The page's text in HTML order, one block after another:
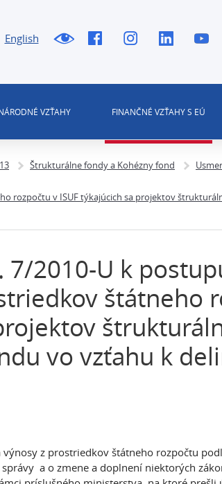
English
VZŤAHY FINANČNÉ VZŤAHY S EÚ
Štrukturálne fondy a Kohézny fond
rozpočtu v ISUF týkajúcich sa projektov
7/2010-U k
štátneho
vo vzťahu k
z prostriedkov štátneho rozpočtu
a o zmene a doplnení niektorých